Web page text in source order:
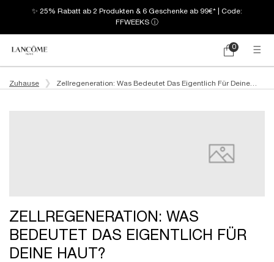
✨ 25% Rabatt ab 2 Produkten & 6 Geschenke ab 99€* | Code:
FFWEEKS ⓘ
Mein
0
0 produkt
Zuhause
Zellregeneration: Was Bedeutet Das Eigentlich Für Deine
ZELLREGENERATION: WAS
BEDEUTET DAS EIGENTLICH FÜR
DEINE HAUT?